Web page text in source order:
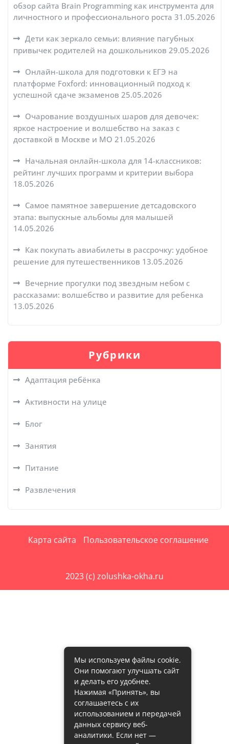
обзор сайта Brain Programming как инструмента для
личностного и профессионального роста 31.05.2026
Дети как зеркало семьи: влияние пагубных
привычек родителей на дошкольников 29.05.2026
Онлайн-школа для подготовки к ЕГЭ на
платформе Foxford: инновационный подход к
успешной сдаче экзаменов 25.05.2026
Очарование воздушных шаров для девочек:
яркое настроение и волшебство на заказ с
доставкой в Москве и МО 21.05.2026
Начальная онлайн-школа для 14-классников:
рейтинг лучших программ и критерии выбора
18.05.2026
Самое памятное завершение детсадовского
этапа: выпускные альбомы для малышей
14.05.2026
Как покупать авиабилеты в рассрочку: удобное
решение для путешественников 13.05.2026
Вечерние прогулки под звездным небом с
рассказами: волшебство и развитие для ребенка
13.05.2026
Рубрики
Адаптация ребёнка
Активности на улице
Блог
Занятия
Питание
Развлечения
Карта сайта Пользовательское соглашение
2023 (c) zolushka-okha.ru
Мы используем файлы cookie.
Они помогают улучшать сайт
и делать его удобнее.
Нажимая «Принять», вы
соглашаетесь с их
использованием и передачей
данных сервису веб-
аналитики. Если нет —